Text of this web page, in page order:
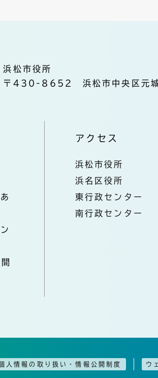
浜松市役所
〒430-8652 浜松市中央区元
アクセス
浜松市役所
浜名区役所
東行政センター
南行政センター
人情報の取り扱い・情報公開制度 ウ